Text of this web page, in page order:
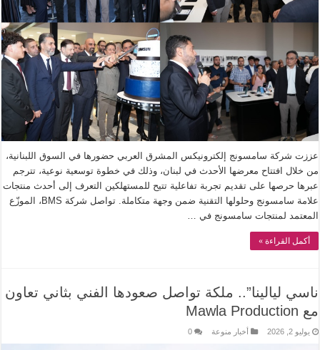
عززت شركة سامسونج إلكترونيكس المشرق العربي حضورها في السوق اللبنانية،
من خلال افتتاح معرضها الأحدث في لبنان، وذلك في خطوة توسعية نوعية، تترجم
عبرها حرصها على تقديم تجربة تفاعلية تتيح للمستهلكين التعرف إلى أحدث منتجات
علامة سامسونج وحلولها التقنية ضمن وجهة متكاملة. تواصل شركة BMS، الموزّع
المعتمد لمنتجات سامسونج في …
أكمل القراءة »
ناسي ليالينا”.. ملكة تواصل صعودها الفني بثاني تعاون
مع Mawla Production
يوليو 2, 2026 أخبار منوعة 0